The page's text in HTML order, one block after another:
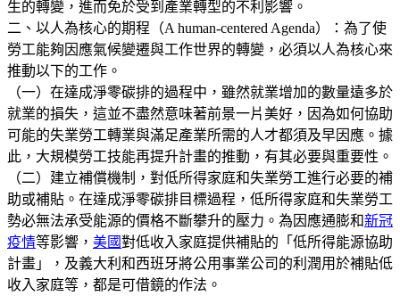
生的轉變，進而免於受到產業轉型的不利影響。
二、以人為核心的期程（A human-centered Agenda）：為了使
勞工能夠因應氣候變遷與工作世界的轉變，必須以人為核心來
推動以下的工作。
（一）在達成淨零碳排的過程中，雖然就業增加的數量遠多於
就業的損失，這並不盡然意味著前景一片美好，因為如何協助
可能的失業勞工轉業與滿足產業所需的人才都須及早因應。據
此，大規模勞工技能再提升計畫的推動，有其必要與重要性。
（二）建立補償機制，對低所得家庭和失業勞工進行必要的補
助或補貼。在達成淨零碳排目標過程，低所得家庭和失業勞工
勢必無法承受能源的價格不斷攀升的壓力。為因應通膨和新冠
疫情等影響， 美國對低收入家庭提供補貼的「低所得能源協助
計畫」，及義大利和西班牙將公用事業公司的利潤用於補貼低
收入家庭等，都是可借鏡的作法。